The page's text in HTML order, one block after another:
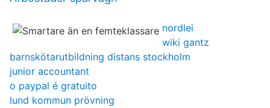
nordlei
wiki gantz
barnskötarutbildning distans stockholm
junior accountant
o paypal é gratuito
lund kommun prövning